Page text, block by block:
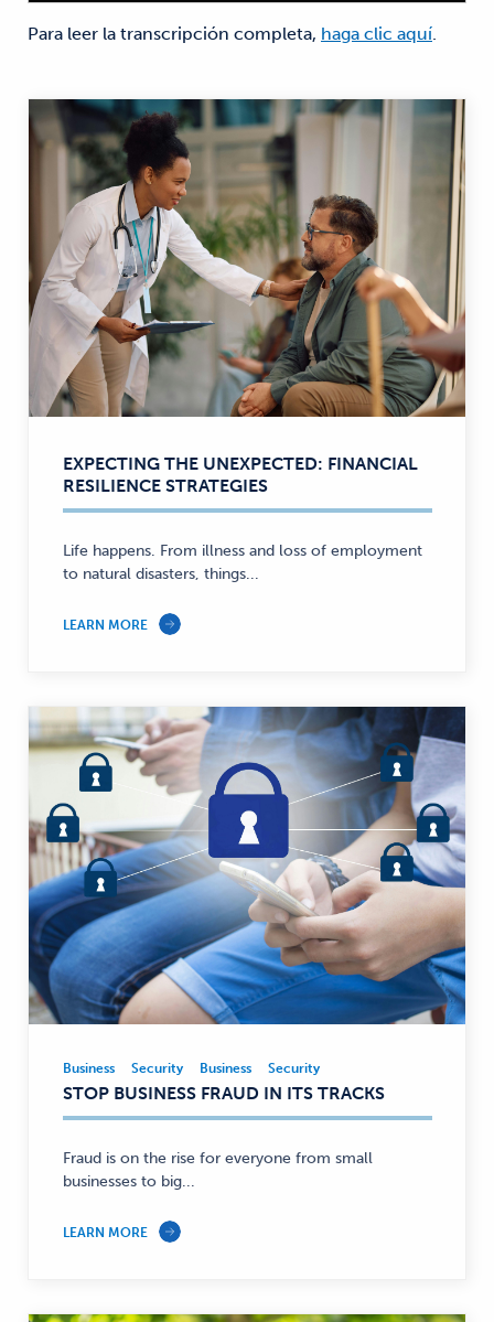
Para leer la transcripción completa, haga clic aquí.
EXPECTING THE UNEXPECTED: FINANCIAL
RESILIENCE STRATEGIES
Life happens. From illness and loss of employment
to natural disasters, things...
LEARN MORE
Business,
Security
—
Business Security Business Security
STOP BUSINESS FRAUD IN ITS TRACKS
Fraud is on the rise for everyone from small
businesses to big...
LEARN MORE